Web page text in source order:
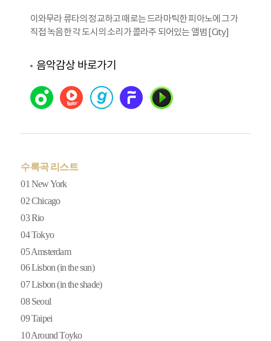
이와무라 류타의 정교하고 때로는 드라마틱한 피아노에 그가
직접 녹음한 각 도시의 소리가 콜라주 되어있는 앨범 [City]
음악감상 바로가기
수록곡 리스트
01 New York
02 Chicago
03 Rio
04 Tokyo
05 Amsterdam
06 Lisbon (in the sun)
07 Lisbon (in the shade)
08 Seoul
09 Taipei
10 Around Toyko